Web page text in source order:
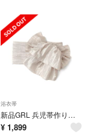
浴衣帯
新品GRL 兵児帯作り帯 つくり帯浴衣帯 しわ加工 フリル
¥ 1,899